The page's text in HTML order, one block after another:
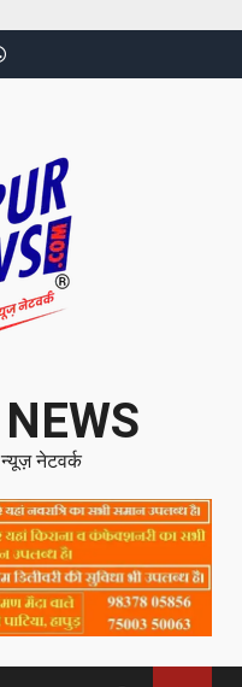
नेटवर्क